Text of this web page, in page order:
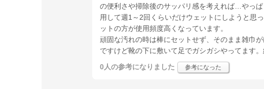
の便利さや掃除後のサッパリ感を考えれば…やっ
用して週1～2回くらいだけウェットにしようと思
ットの方が使用頻度高くなっています。
頑固な汚れの時は棒にセットせず、そのまま雑巾
ですけど靴の下に敷いて足でガシガシやってます
0人の参考になりました 参考になった